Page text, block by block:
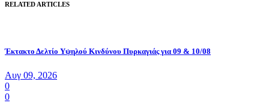
RELATED ARTICLES
Έκτακτο Δελτίο Υψηλού Κινδύνου Πυρκαγιάς για 09 & 10/08
Αυγ 09, 2026
0
0